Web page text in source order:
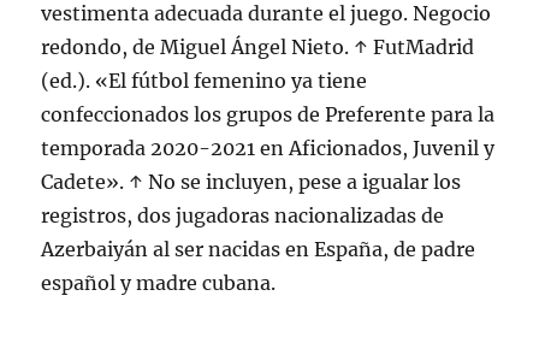
vestimenta adecuada durante el juego. Negocio
redondo, de Miguel Ángel Nieto. ↑ FutMadrid
(ed.). «El fútbol femenino ya tiene
confeccionados los grupos de Preferente para la
temporada 2020-2021 en Aficionados, Juvenil y
Cadete». ↑ No se incluyen, pese a igualar los
registros, dos jugadoras nacionalizadas de
Azerbaiyán al ser nacidas en España, de padre
español y madre cubana.